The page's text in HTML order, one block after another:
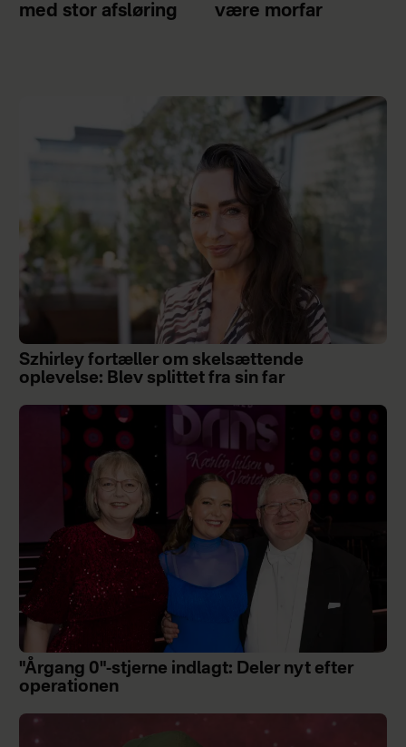
med stor afsløring
være morfar
Szhirley fortæller om skelsættende
oplevelse: Blev splittet fra sin far
"Årgang 0"-stjerne indlagt: Deler nyt efter
operationen